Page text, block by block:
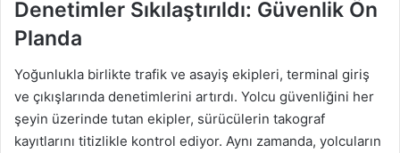
Denetimler Sıkılaştırıldı: Güvenlik Ön
Planda
Yoğunlukla birlikte trafik ve asayiş ekipleri, terminal giriş
ve çıkışlarında denetimlerini artırdı. Yolcu güvenliğini her
şeyin üzerinde tutan ekipler, sürücülerin takograf
kayıtlarını titizlikle kontrol ediyor. Aynı zamanda, yolcuların